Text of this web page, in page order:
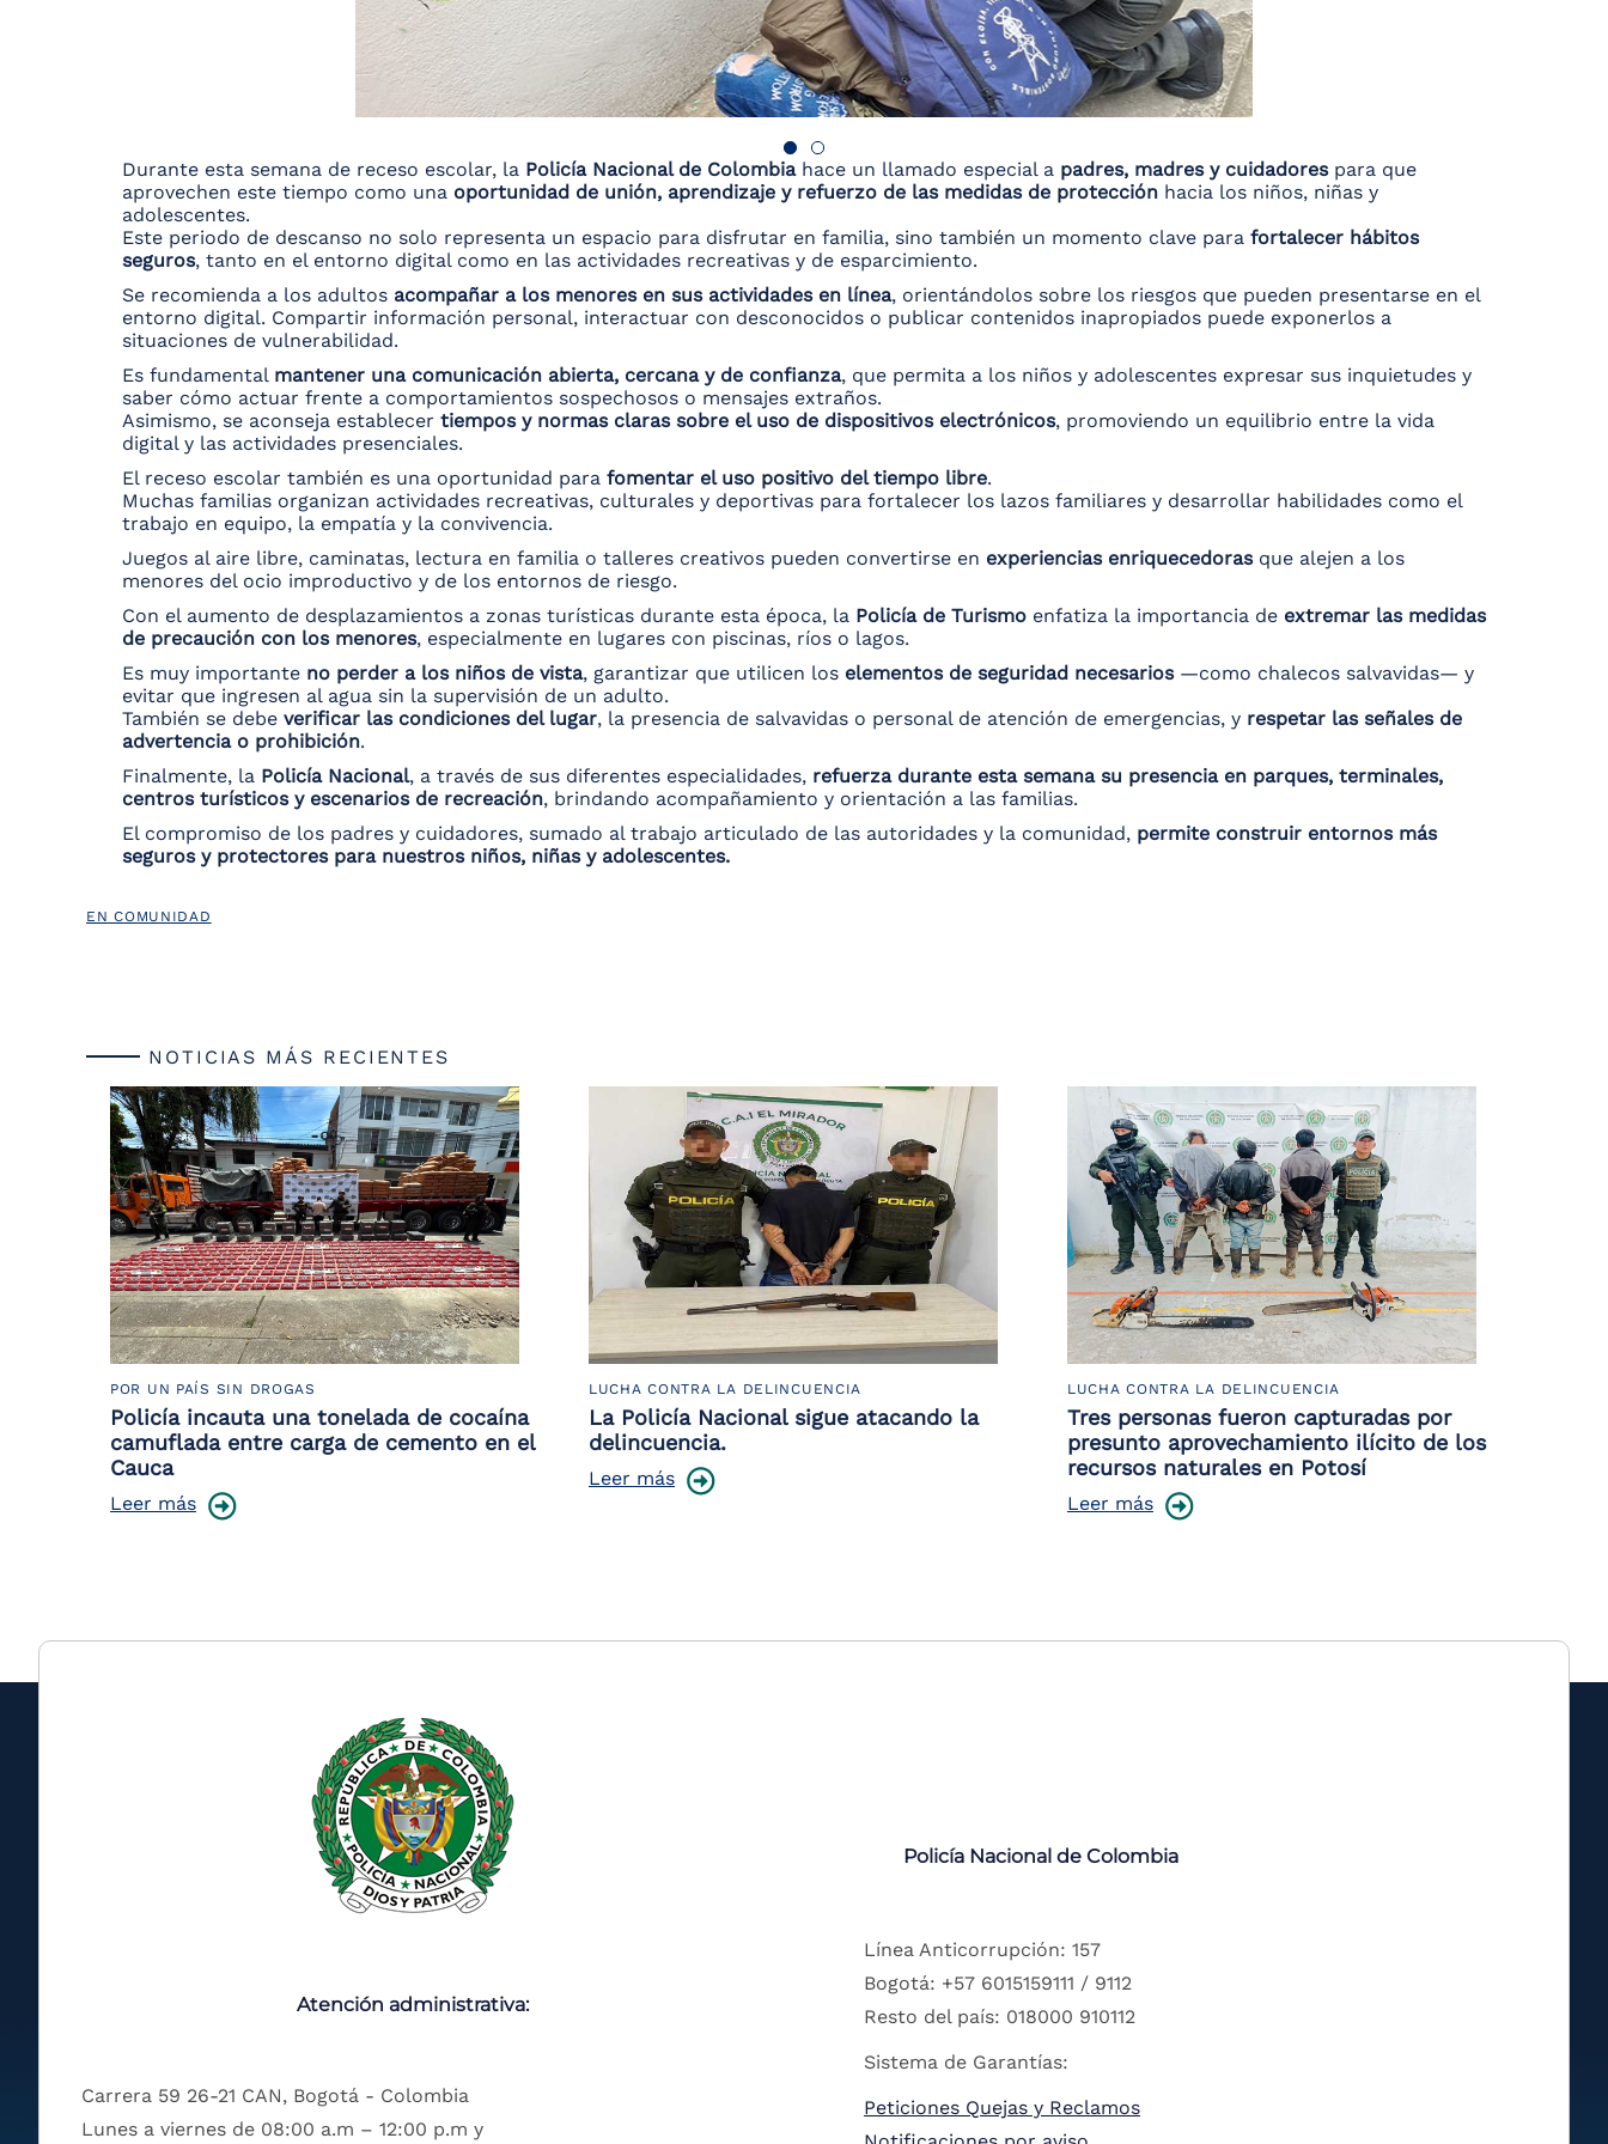
Durante esta semana de receso escolar, la Policía Nacional de Colombiahace un llamado especial a padres, madres y cuidadorespara que
aprovechen este tiempo como una oportunidad de unión, aprendizaje y refuerzo de las medidas de protección hacia los niños, niñas y
adolescentes.
Este periodo de descanso no solo representa un espacio para disfrutar en familia, sino también un momento clave para fortalecer hábitos
seguros, tanto en el entorno digital como en las actividades recreativas y de esparcimiento.
Se recomienda a los adultos acompañar a los menores en sus actividades en línea, orientándolos sobre los riesgos que pueden presentarse en el
entorno digital. Compartir información personal, interactuar con desconocidos o publicar contenidos inapropiados puede exponerlos a
situaciones de vulnerabilidad.
Es fundamental mantener una comunicación abierta, cercana y de confianza, que permita a los niños y adolescentes expresar sus inquietudes y
saber cómo actuar frente a comportamientos sospechosos o mensajes extraños.
Asimismo, se aconseja establecer tiempos y normas claras sobre el uso de dispositivos electrónicos, promoviendo un equilibrio entre la vida
digital y las actividades presenciales.
El receso escolar también es una oportunidad para fomentar el uso positivo del tiempo libre.
Muchas familias organizan actividades recreativas, culturales y deportivas para fortalecer los lazos familiares y desarrollar habilidades como el
trabajo en equipo, la empatía y la convivencia.
Juegos al aire libre, caminatas, lectura en familia o talleres creativos pueden convertirse en experiencias enriquecedorasque alejen a los
menores del ocio improductivo y de los entornos de riesgo.
Con el aumento de desplazamientos a zonas turísticas durante esta época, la Policía de Turismo enfatiza la importancia de extremar las medidas
de precaución con los menores, especialmente en lugares con piscinas, ríos o lagos.
Es muy importante no perder a los niños de vista, garantizar que utilicen los elementos de seguridad necesarios—como chalecos salvavidas— y
evitar que ingresen al agua sin la supervisión de un adulto.
También se debe verificar las condiciones del lugar, la presencia de salvavidas o personal de atención de emergencias, y respetar las señales de
advertencia o prohibición.
Finalmente, la Policía Nacional, a través de sus diferentes especialidades, refuerza durante esta semana su presencia en parques, terminales,
centros turísticos y escenarios de recreación, brindando acompañamiento y orientación a las familias.
El compromiso de los padres y cuidadores, sumado al trabajo articulado de las autoridades y la comunidad, permite construir entornos más
seguros y protectores para nuestros niños, niñas y adolescentes.
EN COMUNIDAD
NOTICIAS MÁS RECIENTES
POR UN PAÍS SIN DROGAS
Policía incauta una tonelada de cocaína
camuflada entre carga de cemento en el
Cauca
Leer más
LUCHA CONTRA LA DELINCUENCIA
La Policía Nacional sigue atacando la
delincuencia.
Leer más
LUCHA CONTRA LA DELINCUENCIA
Tres personas fueron capturadas por
presunto aprovechamiento ilícito de los
recursos naturales en Potosí
Leer más
Atención administrativa:
Carrera 59 26-21 CAN, Bogotá - Colombia
Lunes a viernes de 08:00 a.m – 12:00 p.m y
Policía Nacional de Colombia
Línea Anticorrupción: 157
Bogotá: +57 6015159111 / 9112
Resto del país: 018000 910112
Sistema de Garantías:
Peticiones Quejas y Reclamos